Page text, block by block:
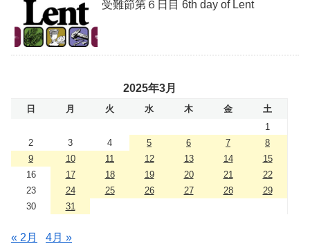
受難節第６日目 6th day of Lent
2025年3月
日 月 火 水 木 金
土
1
2
3 4 5 6 7
8
9
10 11 12 13 14
15
16
17 18 19 20 21
22
23
24 25 26 27 28
29
30
31
« 2月 4月 »